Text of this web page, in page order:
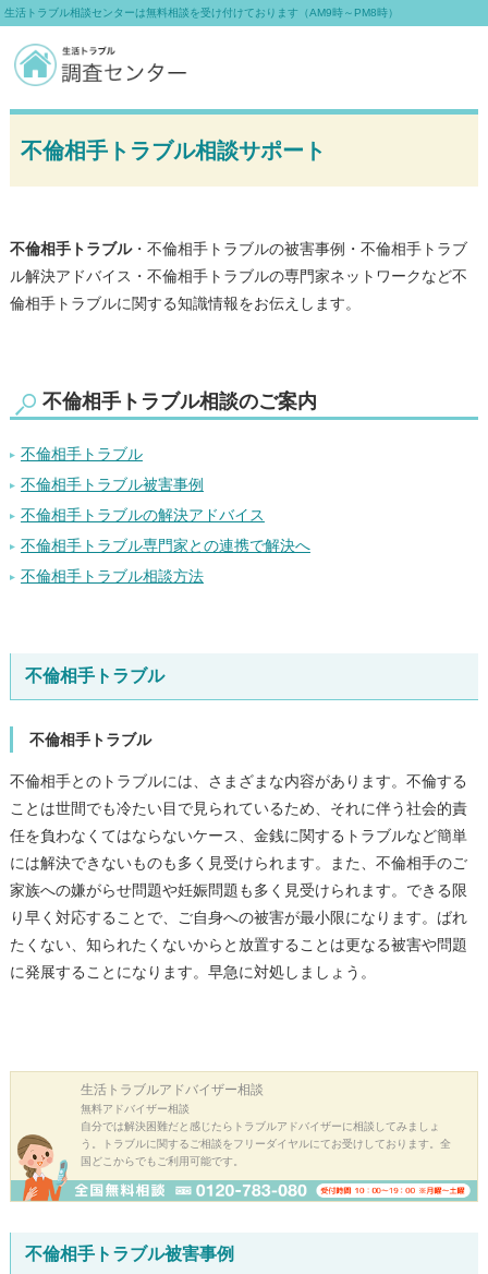
不倫相手トラブル相談サポート
不倫相手トラブル・不倫相手トラブルの被害事例・不倫相手トラブ
ル解決アドバイス・不倫相手トラブルの専門家ネットワークなど不
倫相手トラブルに関する知識情報をお伝えします。
不倫相手トラブル相談のご案内
不倫相手トラブル
不倫相手トラブル被害事例
不倫相手トラブルの解決アドバイス
不倫相手トラブル専門家との連携で解決へ
不倫相手トラブル相談方法
不倫相手トラブル
不倫相手トラブル
不倫相手とのトラブルには、さまざまな内容があります。不倫する
ことは世間でも冷たい目で見られているため、それに伴う社会的責
任を負わなくてはならないケース、金銭に関するトラブルなど簡単
には解決できないものも多く見受けられます。また、不倫相手のご
家族への嫌がらせ問題や妊娠問題も多く見受けられます。できる限
り早く対応することで、ご自身への被害が最小限になります。ばれ
たくない、知られたくないからと放置することは更なる被害や問題
に発展することになります。早急に対処しましょう。
生活トラブルアドバイザー相談
無料アドバイザー相談
自分では解決困難だと感じたらトラブルアドバイザーに相談してみましょ
う。トラブルに関するご相談をフリーダイヤルにてお受けしております。全
国どこからでもご利用可能です。
不倫相手トラブル被害事例
生活トラブル相談センターは無料相談を受け付けております（AM9時～PM8時）